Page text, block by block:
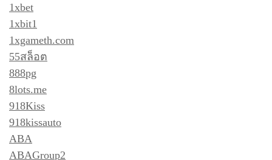
1xbet
1xbit1
1xgameth.com
55สล็อต
888pg
8lots.me
918Kiss
918kissauto
ABA
ABAGroup2